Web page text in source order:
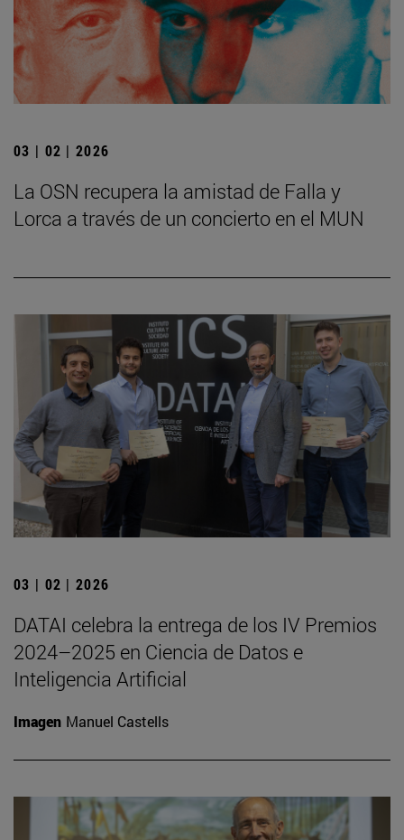
03 | 02 | 2026
La OSN recupera la amistad de Falla y
Lorca a través de un concierto en el MUN
03 | 02 | 2026
DATAI celebra la entrega de los IV Premios
2024–2025 en Ciencia de Datos e
Inteligencia Artificial
Imagen Manuel Castells